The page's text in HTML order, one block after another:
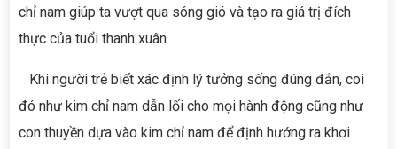
chỉ nam giúp ta vượt qua sóng gió và tạo ra giá trị đích
thực của tuổi thanh xuân.
Khi người trẻ biết xác định lý tưởng sống đúng đắn, coi
đó như kim chỉ nam dẫn lối cho mọi hành động cũng như
con thuyền dựa vào kim chỉ nam để định hướng ra khơi